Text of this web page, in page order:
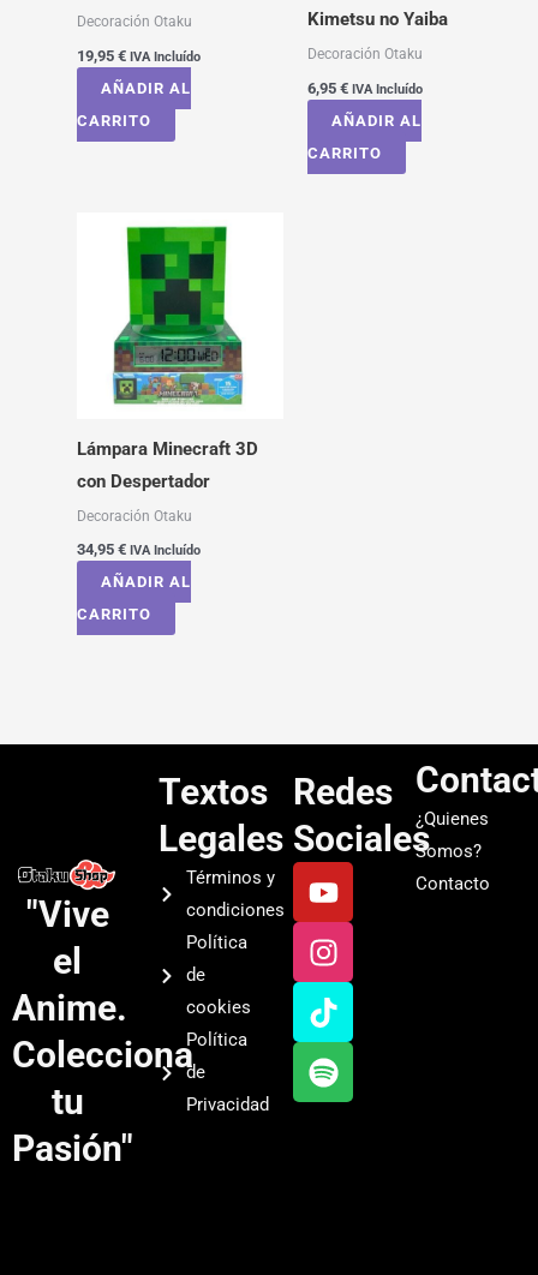
Decoración Otaku
19,95 € IVA Incluído
AÑADIR AL
CARRITO
Kimetsu no Yaiba
Decoración Otaku
6,95 € IVA Incluído
AÑADIR AL
CARRITO
Lámpara Minecraft 3D
con Despertador
Decoración Otaku
34,95 € IVA Incluído
AÑADIR AL
CARRITO
"Vive
el
Anime.
Colecciona
tu
Pasión"
Textos
Legales
Términos y
condiciones
Política
de
cookies
Política
de
Privacidad
Redes
Sociales
Y
o
u
t
u
b
e
I
n
s
t
a
g
r
a
T
i
k
t
o
k
S
p
o
t
i
f
y
¿Quienes
Somos?
Contacto